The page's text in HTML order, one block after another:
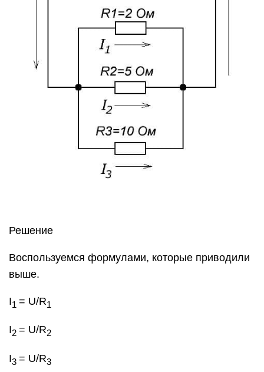
Решение
Воспользуемся формулами, которые приводили
выше.
I1 = U/R1
I2 = U/R2
I3 = U/R3